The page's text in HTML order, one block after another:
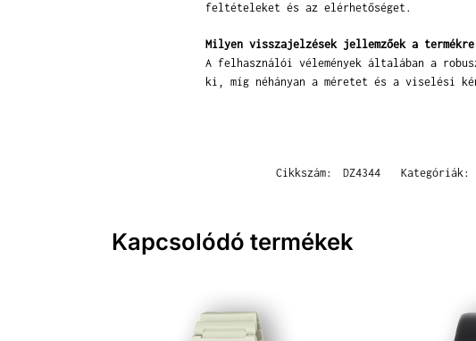
feltételeket és az elérhetőséget.
Milyen visszajelzések jellemzőek a
A felhasználói vélemények általában a
ki, míg néhányan a méretet és a viselési
Cikkszám: DZ4344 Kategóriák:
Kapcsolódó termékek